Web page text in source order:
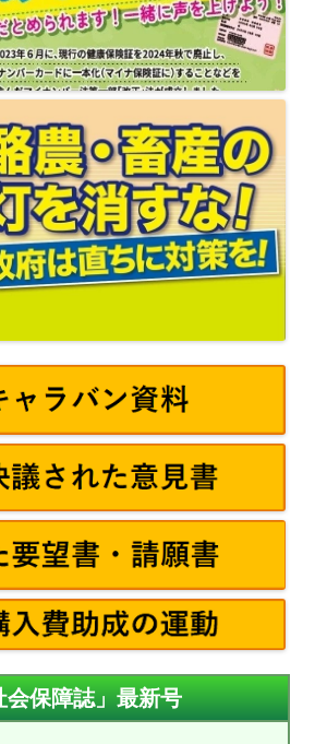
会保障誌」最新号